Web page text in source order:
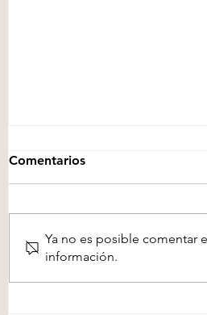
La locación
Comentarios
Ya no es posible comentar
información.